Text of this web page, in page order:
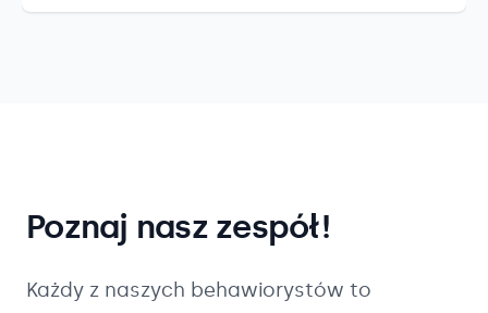
Poznaj nasz zespół!
Każdy z naszych behawiorystów to